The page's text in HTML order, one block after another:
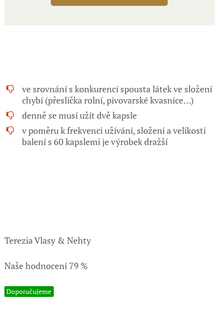
ve srovnání s konkurencí spousta látek ve složení
chybí (přeslička rolní, pivovarské kvasnice…)
denně se musí užít dvě kapsle
v poměru k frekvenci užívání, složení a velikosti
balení s 60 kapslemi je výrobek dražší
Terezia Vlasy & Nehty
Naše hodnocení 79 %
Doporučujeme